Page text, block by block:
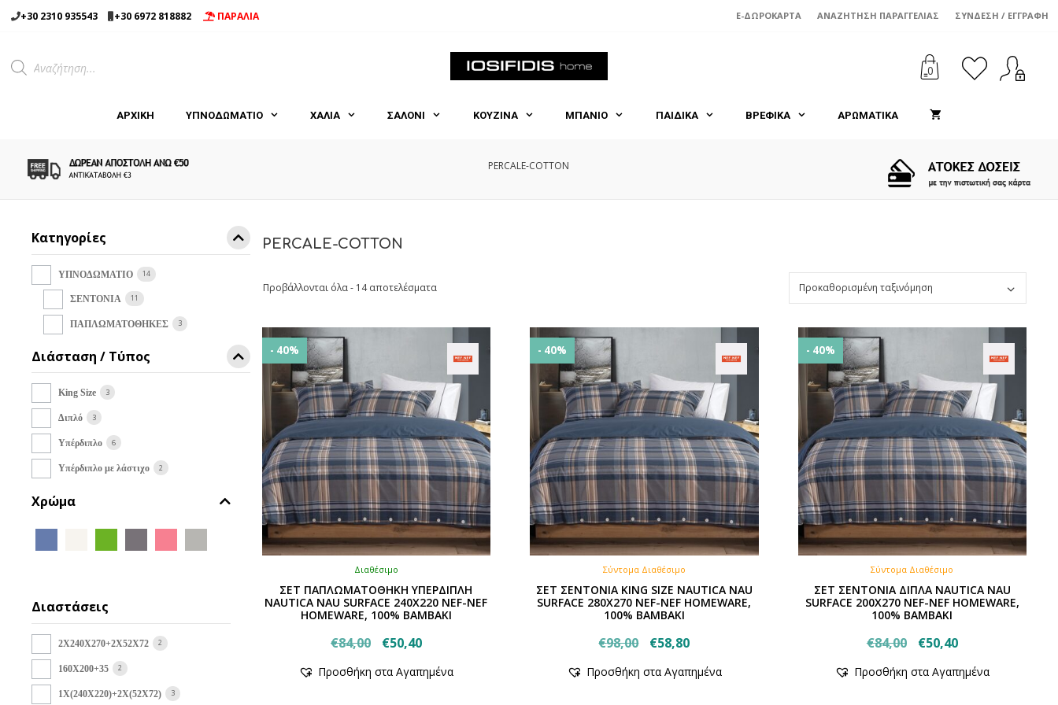
Μετάβαση
σε
+30 2310 935543 +30 6972 818882 ΠΑΡΑΛΙΑ E-ΔΩΡΟΚΆΡΤΑ ΑΝΑΖΉΤΗΣΗ ΠΑΡΑΓΓΕΛΊΑΣ ΣΎΝΔΕΣΗ / ΕΓΓΡΑΦΉ
Products
search 0
ΑΡΧΙΚΉ ΥΠΝΟΔΩΜΑΤΙΟ ΧΑΛΙΑ ΣΑΛΟΝΙ ΚΟΥΖΙΝΑ ΜΠΑΝΙΟ ΠΑΙΔΙΚΑ ΒΡΕΦΙΚΑ ΑΡΩΜΑΤΙΚΑ
PERCALE-COTTON
PERCALE-COTTON
Προβάλλονται όλα - 14 αποτελέσματα
- 40%
Διαθέσιμο
ΣΕΤ ΠΑΠΛΩΜΑΤΟΘΗΚΗ ΥΠΕΡΔΙΠΛΗ
NAUTICA NAU SURFACE 240X220 NEF-NEF
HOMEWARE, 100% ΒΑΜΒΑΚΙ
€84,00
Original
was:
€50,40Η
τιμή
το
Προσθήκη στα Αγαπημένα
- 40%
Σύντομα Διαθέσιμο
ΣΕΤ ΣΕΝΤΟΝΙΑ KING SIZE NAUTICA NAU
SURFACE 280Χ270 NEF-NEF HOMEWARE,
100% ΒΑΜΒΑΚΙ
€98,00
Original
was:
€58,80Η
τιμή
Προσθήκη στα Αγαπημένα
- 40%
Σύντομα Διαθέσιμο
ΣΕΤ ΣΕΝΤΟΝΙΑ ΔΙΠΛΑ NAUTICA NAU
SURFACE 200Χ270 NEF-NEF HOMEWARE,
100% ΒΑΜΒΑΚΙ
€84,00
Original
was:
€50,40Η
τιμή
Προσθήκη στα Αγαπημένα
Κατηγορίες
ΥΠΝΟΔΩΜΑΤΙΟ 14
ΣΕΝΤΟΝΙΑ 11
ΠΑΠΛΩΜΑΤΟΘΗΚΕΣ 3
Διάσταση / Τύπος
King Size 3
Διπλό 3
Υπέρδιπλο 6
Υπέρδιπλο με λάστιχο 2
Χρώμα
Διαστάσεις
2Χ240Χ270+2Χ52Χ72 2
160X200+35 2
1X(240X220)+2X(52X72) 3